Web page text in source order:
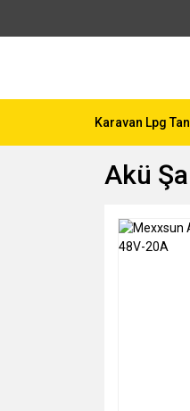
Karavan Lpg
Akü